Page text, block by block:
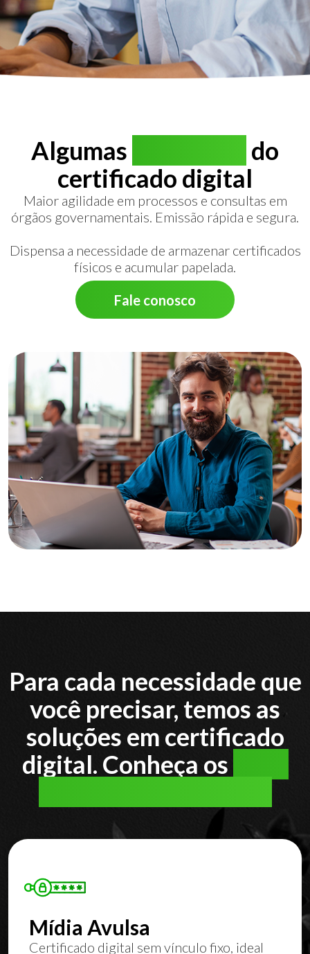
Algumas
do
certificado digital
Maior agilidade em processos e consultas em
órgãos governamentais. Emissão rápida e segura.
Dispensa a necessidade de armazenar certificados
físicos e acumular papelada.
Fale conosco
Para cada necessidade que
você precisar, temos as
soluções em certificado
digital. Conheça os
Mídia Avulsa
Certificado digital sem vínculo fixo, ideal